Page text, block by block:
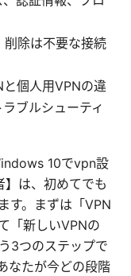
除は不要な接続
個人用VPNの違
ブルシューティ
10でvpn設
】は、初めてでも
す。まずは「VPN
「新しいVPNの
3つのステップで
なたが今どの段階